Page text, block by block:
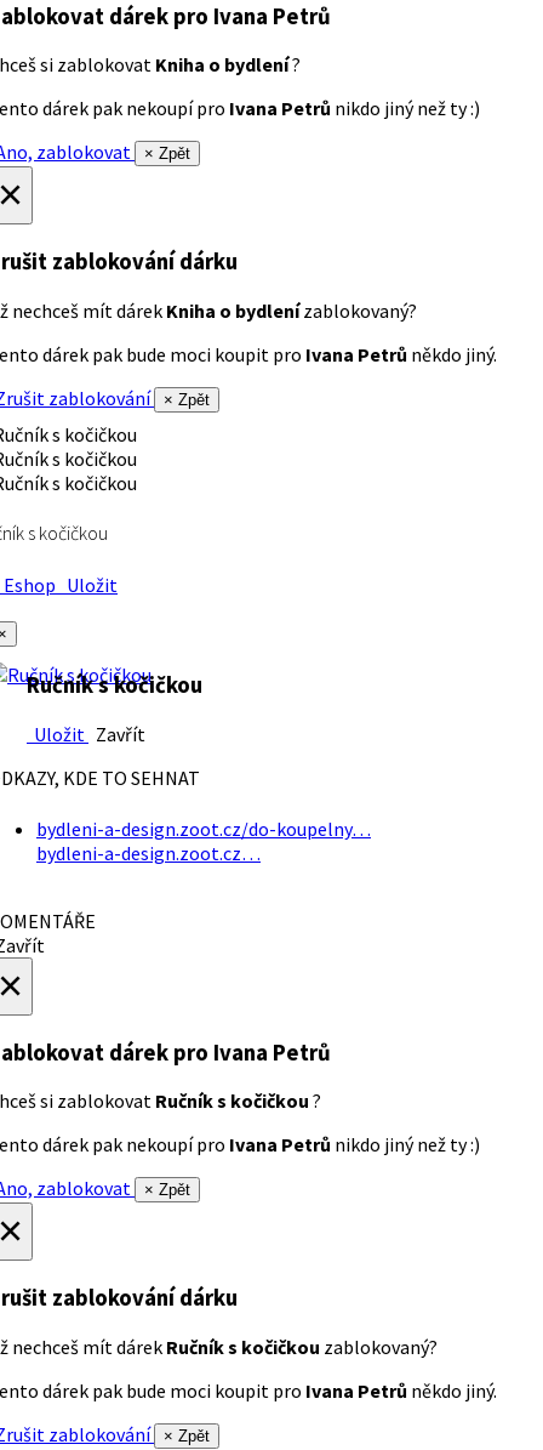
dárek pro Ivana Petrů
si zablokovat Kniha o bydlení?
dárek pak nekoupí pro Ivana Petrů nikdo jiný než ty :)
zablokovat
× Zpět
zablokování dárku
nechceš mít dárek Kniha o bydlenízablokovaný?
dárek pak bude moci koupit pro Ivana Petrů někdo jiný.
zablokování
× Zpět
s kočičkou
Uložit
Ručník s kočičkou
Uložit Zavřít
KDE TO SEHNAT
bydleni-a-design.zoot.cz/do-koupelny…
bydleni-a-design.zoot.cz…
dárek pro Ivana Petrů
si zablokovat Ručník s kočičkou ?
dárek pak nekoupí pro Ivana Petrů nikdo jiný než ty :)
zablokovat
× Zpět
zablokování dárku
nechceš mít dárek Ručník s kočičkou zablokovaný?
dárek pak bude moci koupit pro Ivana Petrů někdo jiný.
zablokování
× Zpět